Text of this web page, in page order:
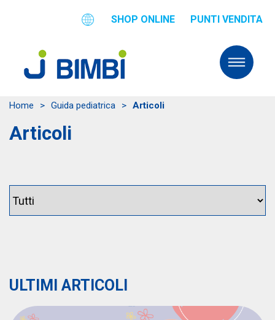
SHOP ONLINE PUNTI VENDITA
Home > Guida pediatrica > Articoli
Articoli
ULTIMI ARTICOLI